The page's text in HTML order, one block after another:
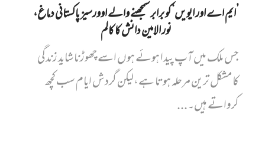
’ایم اے اور ایویں‌‘ کو برابر سمجھنے والے اوورسیز پاکستانی دماغ،
نور الامین دانش کا کالم
جس ملک میں آپ پیدا ہوئے ہوں اسے چھوڑنا شاید زندگی
کا مشکل ترین مرحلہ ہوتا ہے،لیکن گردش ایام سب کچھ
کرواتے ہیں۔...